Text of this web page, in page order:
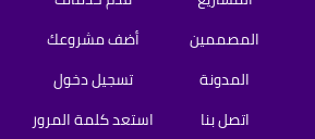
المصممين
المدونة
اتصل بنا
أضف مشروعك
تسجيل دخول
استعد كلمة المرور